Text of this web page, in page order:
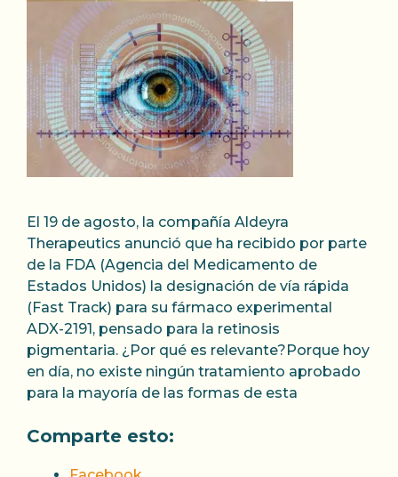
El 19 de agosto, la compañía Aldeyra
Therapeutics anunció que ha recibido por parte
de la FDA (Agencia del Medicamento de
Estados Unidos) la designación de vía rápida
(Fast Track) para su fármaco experimental
ADX-2191, pensado para la retinosis
pigmentaria. ¿Por qué es relevante?Porque hoy
en día, no existe ningún tratamiento aprobado
para la mayoría de las formas de esta
Comparte esto: